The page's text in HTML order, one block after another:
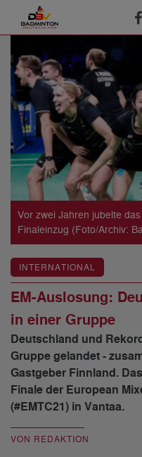
Vor zwei Jahren jubelte
Finaleinzug (Foto/Archiv:
INTERNATIONAL
EM-Auslosung:
in einer Gruppe
Deutschland und
Gruppe gelandet -
Gastgeber Finnland.
Finale der European
(#EMTC21) in Vantaa.
VON REDAKTION